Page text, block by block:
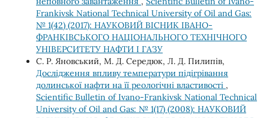
Frankivsk National Technical University of Oil and Gas:
№ 1(42) (2017): НАУКОВИЙ ВІСНИК ІВАНО-
ФРАНКІВСЬКОГО НАЦІОНАЛЬНОГО ТЕХНІЧНОГО
УНІВЕРСИТЕТУ НАФТИ І ГАЗУ
С. Р. Яновський, М. Д. Середюк, Л. Д. Пилипів,
Дослідження впливу температури підігрівання
долинської нафти на її реологічні властивості ,
Scientific Bulletin of Ivano-Frankivsk National Technical
University of Oil and Gas: № 1(17) (2008): НАУКОВИЙ